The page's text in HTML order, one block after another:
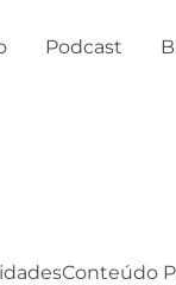
Podcast
Conteúdo